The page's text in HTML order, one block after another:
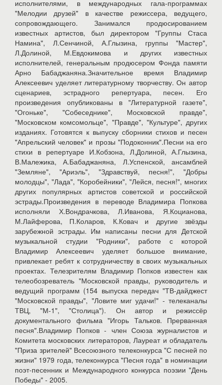
исполнителями, в международных гала-программах
"Мелодии друзей" в качестве режиссера, ведущего,
сопровождающего. Занимался продюсированием
известных артистов, был директором "Группы Стаса
Намина", Л.Сенчиной, А.Глызина, группы "Мастер",
Л.Долиной, М.Евдокимова и других известных
исполнителей, генеральным продюсером Фонда памяти
Арно Бабаджаняна.Значительное время Владимир
Алексеевич уделяет литературному творчеству. Он автор
сценариев, эстрадного репертуара, песен. Его
произведения опубликованы в "Литературной газете",
"Огоньке", "Собеседнике", Московской правде",
"Московском комсомольце", "Правде", "Культуре", других
изданиях. Готовятся к выпуску сборники стихов и песен
"Апрельский человек" и прозы "Подоконник".Песни на его
стихи в репертуаре И.Кобзона, Л,Долиной, А.Глызина,
В.Малежика, А.Бабаджаняна, Л.Успенской, ансамблей
"Земляне", "Ариэль", "Здравствуй, песня!", "Добры
молодцы", "Лада", "Коробейники", "Лейся, песня!", многих
других популярных артистов советской и российской
эстрады.Произведения в переводе Владимира Попкова
исполняли Х.Вондрачкова, Л.Иванова, Я.Коцианова,
М.Лайферова, П.Коларов, К.Ковач и другие звёзды
зарубежной эстрады. Им написаны песни для Детской
музыкальной студии "Родники", работе с которой
Владимир Алексеевич уделяет большое внимание,
привлекает ребят к сотрудничеству в своих музыкальных
проектах. Телезрителям Владимир Попков известен как
телеобозреватель "Московской правды, руководитель и
ведущий программ (154 выпуска передач "ТВ-дайджест
"Московской правды", "Ловите миг удачи!" - телеканалы
ТВЦ, "М-1", "Столица"). Он автор и режиссёр
документального фильма "Игорь Тальков. Прерванная
песня".Владимир Попков - член Союза журналистов и
Комитета московских литераторов, Лауреат и обладатель
"Приза зрителей" Всесоюзного телеконкурса "С песней по
жизни" 1979 года, телеконкурса "Песня года" в номинации
поэт-песенник и Международного конкурса поэзии "День
Победы" - 2005.